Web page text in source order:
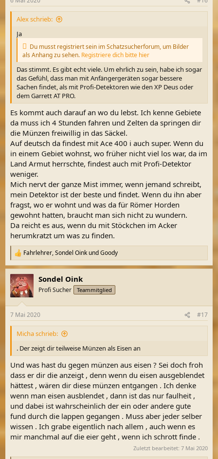
e
n
Alex schrieb:
Ja
Du musst registriert sein im Schatzsucherforum, um Bilder
als Anhang zu sehen. Registriere dich bitte hier
Das stimmt. Es gibt echt viele. Um ehrlich zu sein, habe ich sogar
das Gefühl, dass man mit Anfängergeräten sogar bessere
Sachen findet, als mit Profi-Detektoren wie den XP Deus oder
dem Garrett AT PRO.
Es kommt auch darauf an wo du lebst. Ich kenne Gebiete
da muss ich 4 Stunden fahren und Zelten da springen dir
die Münzen freiwillig in das Säckel.
Auf deutsch da findest mit Ace 400 i auch super. Wenn du
in einem Gebiet wohnst, wo früher nicht viel los war, da im
Land Armut herrschte, findest auch mit Profi-Detektor
weniger.
Mich nervt der ganze Mist immer, wenn jemand schreibt,
mein Detektor ist der beste und findet. Wenn du ihn aber
fragst, wo er wohnt und was da für Römer Horden
gewohnt hatten, braucht man sich nicht zu wundern.
Da reicht es aus, wenn du mit Stöckchen im Acker
herumkratzt um was zu finden.
R
e
a
k
t
i
e
n
Fahrlehrer,Sondel Oink undGoody
Sondel Oink
Profi Sucher Teammitglied
7 Mai 2020 #17
Micha schrieb:
. Der zeigt dir teilweise Münzen als Eisen an
Und was hast du gegen münzen aus eisen ? Sei doch froh
dass er dir die anzeigt , denn wenn du eisen ausgeblendet
hättest , wären dir diese münzen entgangen . Ich denke
wenn man eisen ausblendet , dann ist das nur faulheit ,
und dabei ist wahrscheinlich der ein oder andere gute
fund durch die lappen gegangen . Muss aber jeder selber
wissen . Ich grabe eigentlich nach allem , auch wenn es
mir manchmal auf die eier geht , wenn ich schrott finde .
Zuletzt bearbeitet: 7 Mai 2020